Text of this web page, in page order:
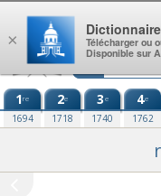
Aller au contenu
1re
1694
2e
1718
3e
1740
4e
1762
×
Télécharger ou
Disponible sur